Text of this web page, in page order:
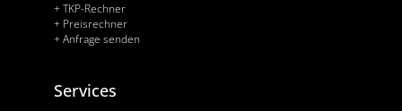
+ TKP-Rechner
+ Preisrechner
+ Anfrage senden
Services